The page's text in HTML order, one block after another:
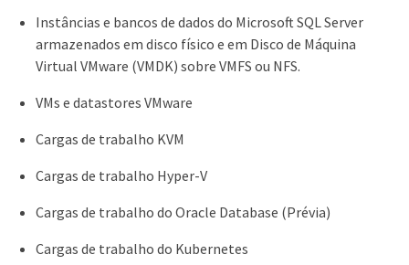
Instâncias e bancos de dados do Microsoft SQL Server
armazenados em disco físico e em Disco de Máquina
Virtual VMware (VMDK) sobre VMFS ou NFS.
VMs e datastores VMware
Cargas de trabalho KVM
Cargas de trabalho Hyper-V
Cargas de trabalho do Oracle Database (Prévia)
Cargas de trabalho do Kubernetes